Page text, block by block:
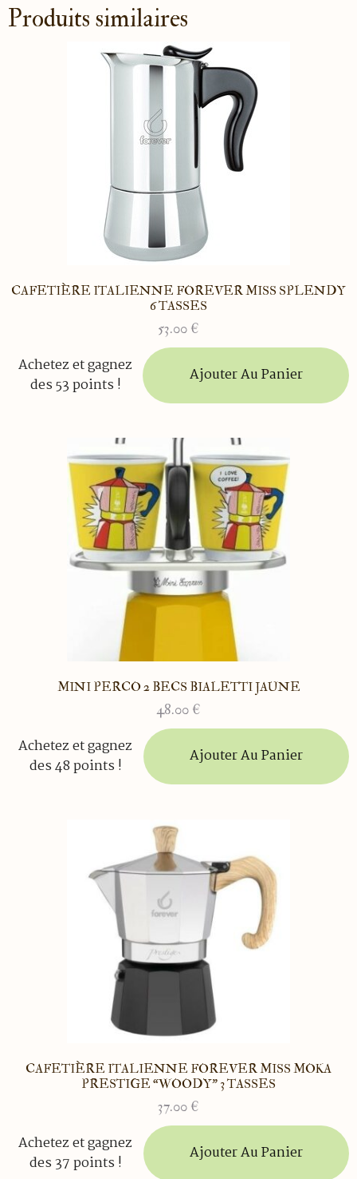
Produits similaires
CAFETIÈRE ITALIENNE FOREVER MISS SPLENDY
6 TASSES
53.00 €
Achetez et gagnez
des 53 points !
Ajouter Au Panier
MINI PERCO 2 BECS BIALETTI JAUNE
48.00 €
Achetez et gagnez
des 48 points !
Ajouter Au Panier
CAFETIÈRE ITALIENNE FOREVER MISS MOKA
PRESTIGE “WOODY” 3 TASSES
37.00 €
Achetez et gagnez
des 37 points !
Ajouter Au Panier